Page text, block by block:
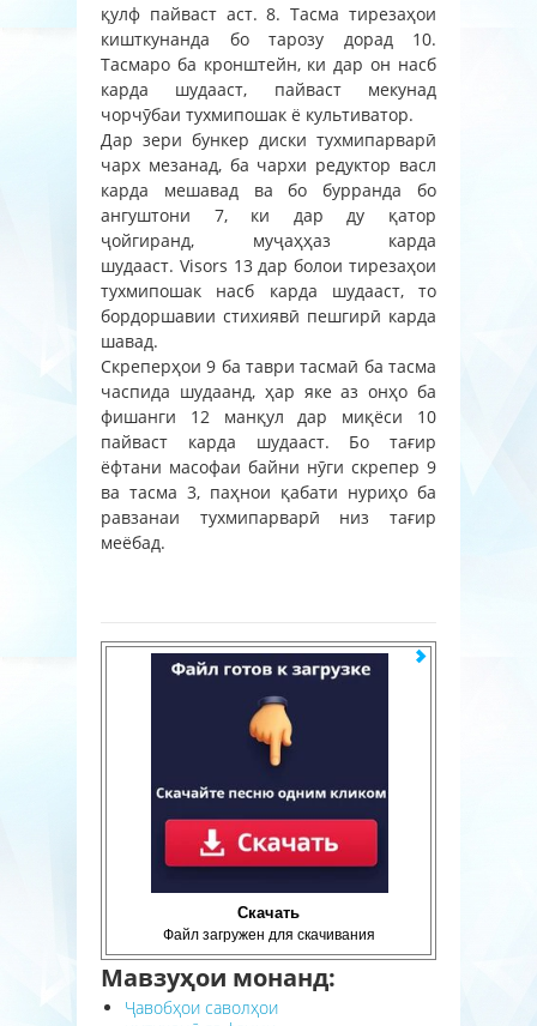
қулф пайваст аст. 8. Тасма тирезаҳои
кишткунанда бо тарозу дорад 10.
Тасмаро ба кронштейн, ки дар он насб
карда шудааст, пайваст мекунад
чорчӯбаи тухмипошак ё культиватор.
Дар зери бункер диски тухмипарварӣ
чарх мезанад, ба чархи редуктор васл
карда мешавад ва бо бурранда бо
ангуштони 7, ки дар ду қатор
ҷойгиранд, муҷаҳҳаз карда
шудааст. Visors 13 дар болои тирезаҳои
тухмипошак насб карда шудааст, то
бордоршавии стихиявӣ пешгирӣ карда
шавад.
Скреперҳои 9 ба таври тасмаӣ ба тасма
часпида шудаанд, ҳар яке аз онҳо ба
фишанги 12 манқул дар миқёси 10
пайваст карда шудааст. Бо тағир
ёфтани масофаи байни нӯги скрепер 9
ва тасма 3, паҳнои қабати нуриҳо ба
равзанаи тухмипарварӣ низ тағир
меёбад.
Скачать
Файл загружен для скачивания
Мавзуҳои монанд:
Ҷавобҳои саволҳои